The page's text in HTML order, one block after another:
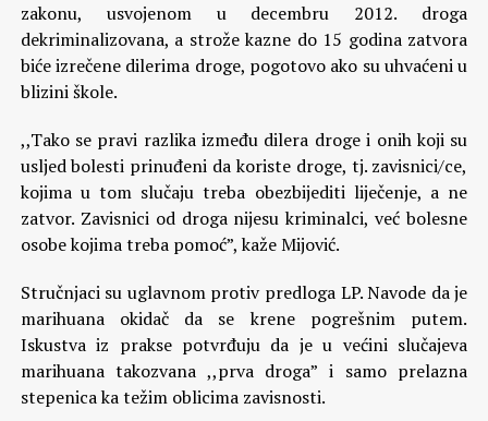
zakonu, usvojenom u decembru 2012. droga
dekriminalizovana, a strože kazne do 15 godina zatvora
biće izrečene dilerima droge, pogotovo ako su uhvaćeni u
blizini škole.
,,Tako se pravi razlika između dilera droge i onih koji su
usljed bolesti prinuđeni da koriste droge, tj. zavisnici/ce,
kojima u tom slučaju treba obezbijediti liječenje, a ne
zatvor. Zavisnici od droga nijesu kriminalci, već bolesne
osobe kojima treba pomoć”, kaže Mijović.
Stručnjaci su uglavnom protiv predloga LP. Navode da je
marihuana okidač da se krene pogrešnim putem.
Iskustva iz prakse potvrđuju da je u većini slučajeva
marihuana takozvana ,,prva droga” i samo prelazna
stepenica ka težim oblicima zavisnosti.